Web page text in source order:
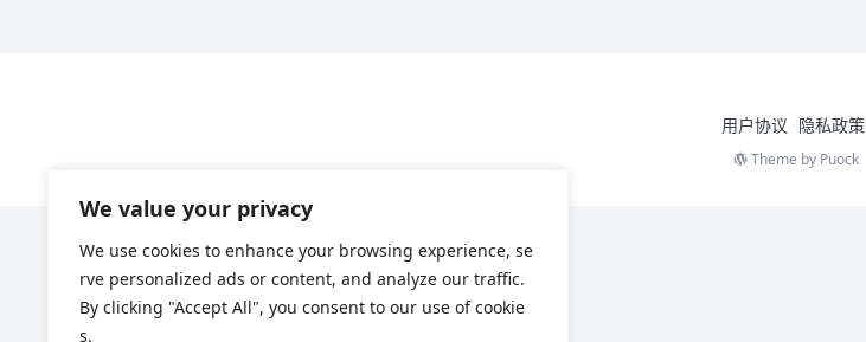
We value your privacy
We use cookies to enhance your browsing experience, se
rve personalized ads or content, and analyze our traffic.
By clicking "Accept All", you consent to our use of cookie
s.
用户协议 隐私政策
Theme by Puock